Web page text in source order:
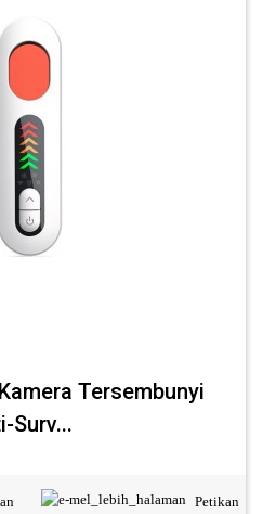
Tersembunyi
Surv...
Petikan